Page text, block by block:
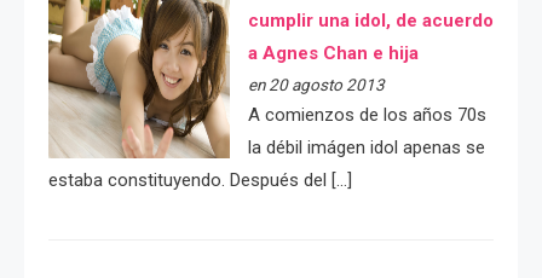
cumplir una idol, de acuerdo
a Agnes Chan e hija
en 20 agosto 2013
A comienzos de los años 70s
la débil imágen idol apenas se
estaba constituyendo. Después del […]